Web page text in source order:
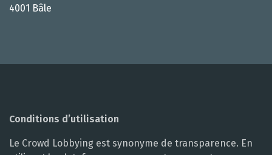
4001 Bâle
Conditions d’utilisation
Le Crowd Lobbying est synonyme de transparence. En